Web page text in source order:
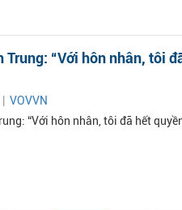
Trung: “Với hôn nhân, tôi
VOVVN
“Với hôn nhân, tôi đã hết